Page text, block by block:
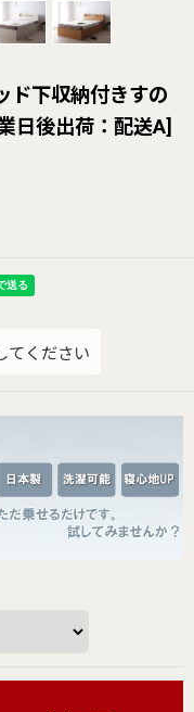
ド下収納付きすの
日後出荷：配送A]
てください